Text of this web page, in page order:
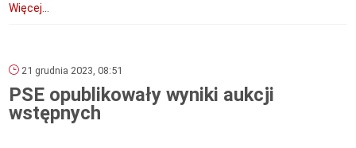
Więcej...
21 grudnia 2023, 08:51
PSE opublikowały wyniki aukcji
wstępnych